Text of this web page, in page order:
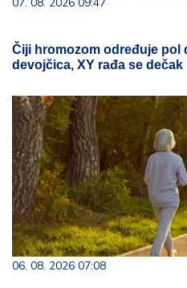
Čiji hromozom određuje pol
devojčica, XY rađa se dečak
06. 08. 2026 07:08